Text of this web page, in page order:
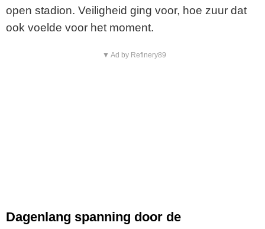
open stadion. Veiligheid ging voor, hoe zuur dat
ook voelde voor het moment.
▼ Ad by Refinery89
Dagenlang spanning door de